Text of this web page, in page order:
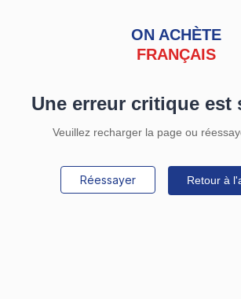
ON ACHÈTE
FRANÇAIS
Une erreur critique est
Veuillez recharger la page ou
Réessayer Retour à